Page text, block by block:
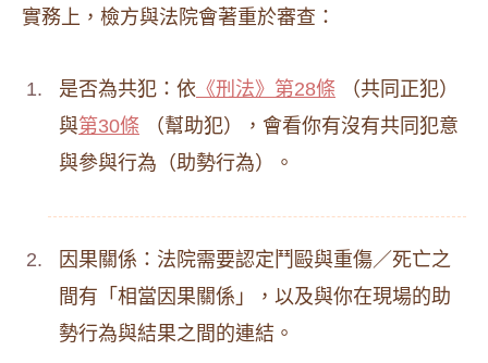
實務上，檢方與法院會著重於審查：
是否為共犯：依 《刑法》第28條 （共同正犯）
與第30條 （幫助犯），會看你有沒有共同犯意
與參與行為（助勢行為）。
因果關係：法院需要認定鬥毆與重傷／死亡之
間有「相當因果關係」，以及與你在現場的助
勢行為與結果之間的連結。